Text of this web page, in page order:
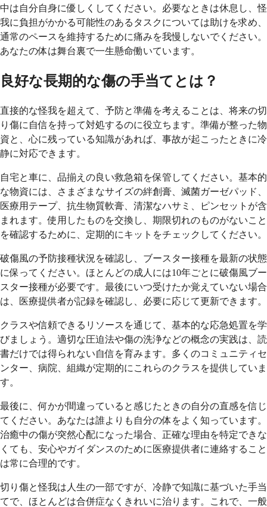
中は自分自身に優しくしてください。必要なときは休息し、怪
我に負担がかかる可能性のあるタスクについては助けを求め、
通常のペースを維持するために痛みを我慢しないでください。
あなたの体は舞台裏で一生懸命働いています。
良好な長期的な傷の手当てとは？
直接的な怪我を超えて、予防と準備を考えることは、将来の切
り傷に自信を持って対処するのに役立ちます。準備が整った物
資と、心に残っている知識があれば、事故が起こったときに冷
静に対応できます。
自宅と車に、品揃えの良い救急箱を保管してください。基本的
な物資には、さまざまなサイズの絆創膏、滅菌ガーゼパッド、
医療用テープ、抗生物質軟膏、清潔なハサミ、ピンセットが含
まれます。使用したものを交換し、期限切れのものがないこと
を確認するために、定期的にキットをチェックしてください。
破傷風の予防接種状況を確認し、ブースター接種を最新の状態
に保ってください。ほとんどの成人には10年ごとに破傷風ブー
スター接種が必要です。最後にいつ受けたか覚えていない場合
は、医療提供者が記録を確認し、必要に応じて更新できます。
クラスや信頼できるリソースを通じて、基本的な応急処置を学
びましょう。適切な圧迫法や傷の洗浄などの概念の実践は、読
書だけでは得られない自信を育みます。多くのコミュニティセ
ンター、病院、組織が定期的にこれらのクラスを提供していま
す。
最後に、何かが間違っていると感じたときの自分の直感を信じ
てください。あなたは誰よりも自分の体をよく知っています。
治癒中の傷が突然心配になった場合、正確な理由を特定できな
くても、安心やガイダンスのために医療提供者に連絡すること
は常に合理的です。
切り傷と怪我は人生の一部ですが、冷静で知識に基づいた手当
てで、ほとんどは合併症なくきれいに治ります。これで、一般